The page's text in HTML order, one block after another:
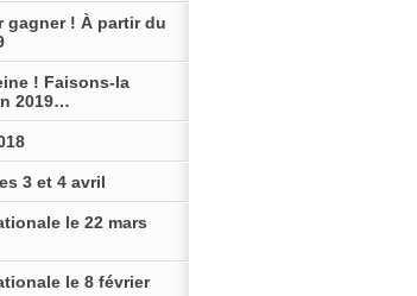
gagner ! À partir du
! Faisons-la
2019…
3 et 4 avril
le 22 mars
le 8 février